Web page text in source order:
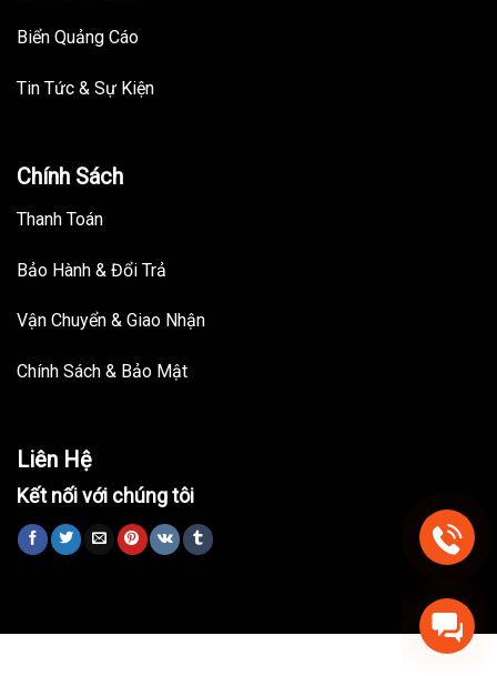
Biển Quảng Cáo
Tin Tức & Sự Kiện
Chính Sách
Thanh Toán
Bảo Hành & Đổi Trả
Vận Chuyển & Giao Nhận
Chính Sách & Bảo Mật
Liên Hệ
Kết nối với chúng tôi